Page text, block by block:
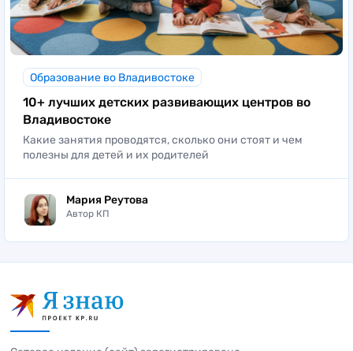
Образование во Владивостоке
10+ лучших детских развивающих центров во
Владивостоке
Какие занятия проводятся, сколько они стоят и чем
полезны для детей и их родителей
Мария Реутова
Автор КП